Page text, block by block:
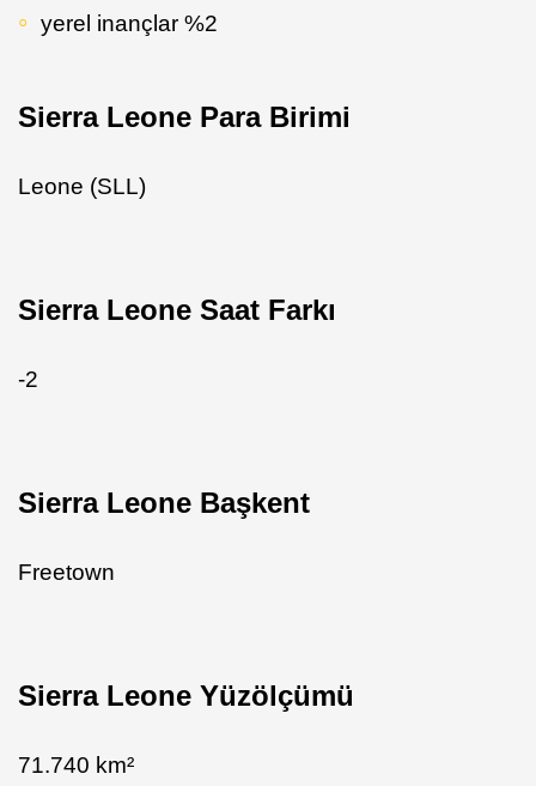
yerel inançlar %2
Sierra Leone Para Birimi
Leone (SLL)
Sierra Leone Saat Farkı
-2
Sierra Leone Başkent
Freetown
Sierra Leone Yüzölçümü
71.740 km²